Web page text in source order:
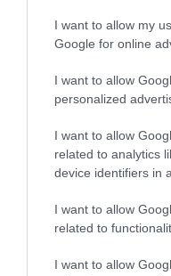
I want to allow my
Google for online
I want to allow
personalized
I want to allow
related to analytics
device identifiers in
I want to allow
related to
I want to allow
Ez a terepmintás
természetben
beleolvadnál a
830 g és a max.